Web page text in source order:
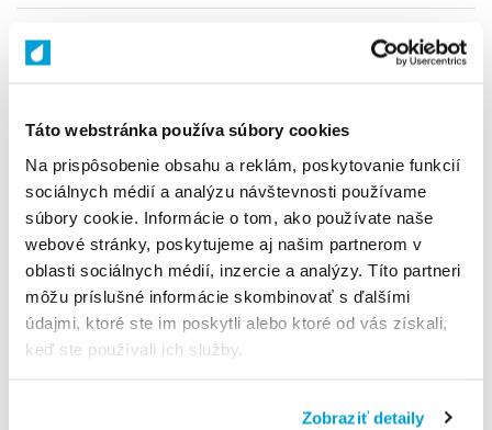
Táto webstránka používa súbory cookies
Na prispôsobenie obsahu a reklám, poskytovanie funkcií
sociálnych médií a analýzu návštevnosti používame
súbory cookie. Informácie o tom, ako používate naše
webové stránky, poskytujeme aj našim partnerom v
oblasti sociálnych médií, inzercie a analýzy. Títo partneri
môžu príslušné informácie skombinovať s ďalšími
údajmi, ktoré ste im poskytli alebo ktoré od vás získali,
keď ste používali ich služby.
Zobraziť detaily
MnožstvoDo košíka
Poslať priateľovi | Vytlačiť
Zaradené v kategóriách:
UMÝVADLÁ
KÚPEĽŇOVÝ NÁBYTOK
PODROBNÝ POPIS HODNOTENIA
s 1 dvierkami, systém Push to Open, 2 poličky